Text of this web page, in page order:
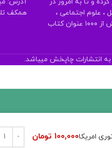
، علوم اجتماعی ،
انتشار آثار دکتر شریعتی ، اقتصاد و ... بیش از ۱۰۰۰ عنوان کتاب
همکف تلفن:
انتشارات چاپخش میباشد.
امریکا100,000 تومان